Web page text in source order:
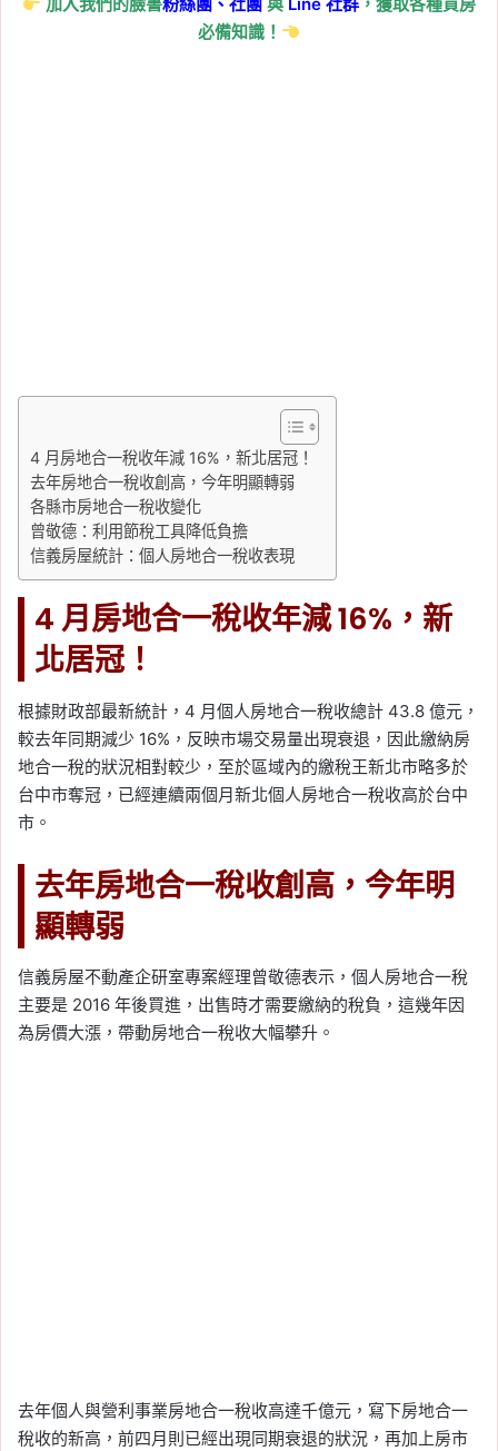
必備知識！
4 月房地合一稅收年減 16%，新北居冠！
去年房地合一稅收創高，今年明顯轉弱
各縣市房地合一稅收變化
曾敬德：利用節稅工具降低負擔
信義房屋統計：個人房地合一稅收表現
4 月房地合一稅收年減 16%，新
北居冠！
根據財政部最新統計，4 月個人房地合一稅收總計 43.8 億元，
較去年同期減少 16%，反映市場交易量出現衰退，因此繳納房
地合一稅的狀況相對較少，至於區域內的繳稅王新北市略多於
台中市奪冠，已經連續兩個月新北個人房地合一稅收高於台中
市。
去年房地合一稅收創高，今年明
顯轉弱
信義房屋不動產企研室專案經理曾敬德表示，個人房地合一稅
主要是 2016 年後買進，出售時才需要繳納的稅負，這幾年因
為房價大漲，帶動房地合一稅收大幅攀升。
去年個人與營利事業房地合一稅收高達千億元，寫下房地合一
稅收的新高，前四月則已經出現同期衰退的狀況，再加上房市